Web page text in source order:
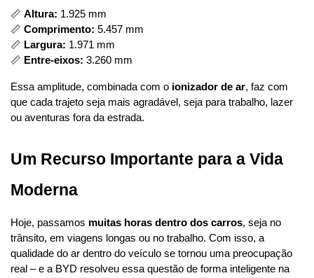
📏 Altura: 1.925 mm
📏 Comprimento: 5.457 mm
📏 Largura: 1.971 mm
📏 Entre-eixos: 3.260 mm
Essa amplitude, combinada com o ionizador de ar, faz com
que cada trajeto seja mais agradável, seja para trabalho, lazer
ou aventuras fora da estrada.
Um Recurso Importante para a Vida
Moderna
Hoje, passamos muitas horas dentro dos carros, seja no
trânsito, em viagens longas ou no trabalho. Com isso, a
qualidade do ar dentro do veículo se tornou uma preocupação
real – e a BYD resolveu essa questão de forma inteligente na